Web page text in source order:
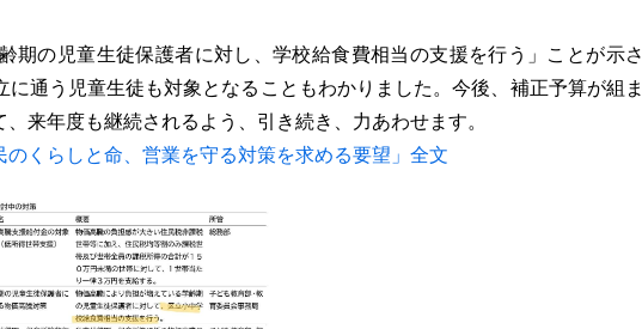
の児童生徒保護者に対し、学校給食費相当の支援を行う」ことが示さ
通う児童生徒も対象となることもわかりました。今後、補正予算が組ま
来年度も継続されるよう、引き続き、力あわせます。
くらしと命、営業を守る対策を求める要望」全文